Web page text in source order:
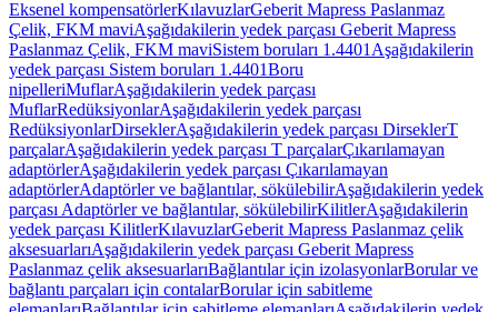
Eksenel kompensatörlerKılavuzlarGeberit Mapress Paslanmaz
Çelik, FKM maviAşağıdakilerin yedek parçası Geberit Mapress
Paslanmaz Çelik, FKM maviSistem boruları 1.4401 Aşağıdakilerin
yedek parçası Sistem boruları 1.4401Boru
nipelleriMuflarAşağıdakilerin yedek parçası
MuflarRedüksiyonlarAşağıdakilerin yedek parçası
RedüksiyonlarDirseklerAşağıdakilerin yedek parçası DirseklerT
parçalarAşağıdakilerin yedek parçası T parçalarÇıkarılamayan
adaptörlerAşağıdakilerin yedek parçası Çıkarılamayan
adaptörlerAdaptörler ve bağlantılar, sökülebilirAşağıdakilerin yedek
parçası Adaptörler ve bağlantılar, sökülebilirKilitlerAşağıdakilerin
yedek parçası KilitlerKılavuzlarGeberit Mapress Paslanmaz çelik
aksesuarlarıAşağıdakilerin yedek parçası Geberit Mapress
Paslanmaz çelik aksesuarlarıBağlantılar için izolasyonlarBorular ve
bağlantı parçaları için contalarBorular için sabitleme